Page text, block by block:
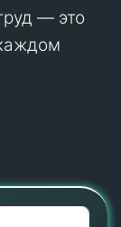
— это